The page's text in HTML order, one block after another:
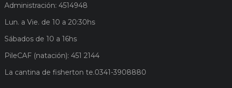
Administración: 4514948
Lun. a Vie. de 10 a 20:30hs
Sábados de 10 a 16hs
PileCAF (natación): 451 2144
La cantina de fisherton te.0341-3908880